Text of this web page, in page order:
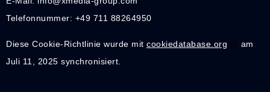
Telefonnummer: +49 711 88264950
Diese Cookie-Richtlinie wurde mit cookiedatabase.org
am
Juli 11, 2025 synchronisiert.